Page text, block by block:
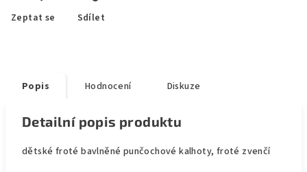
Zeptat se Sdílet
Popis Hodnocení Diskuze
Detailní popis produktu
dětské froté bavlněné punčochové kalhoty, froté zvenčí